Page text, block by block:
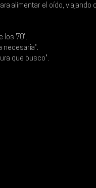
alimentar el oído, viajando
los 70".
necesaria".
que busco".